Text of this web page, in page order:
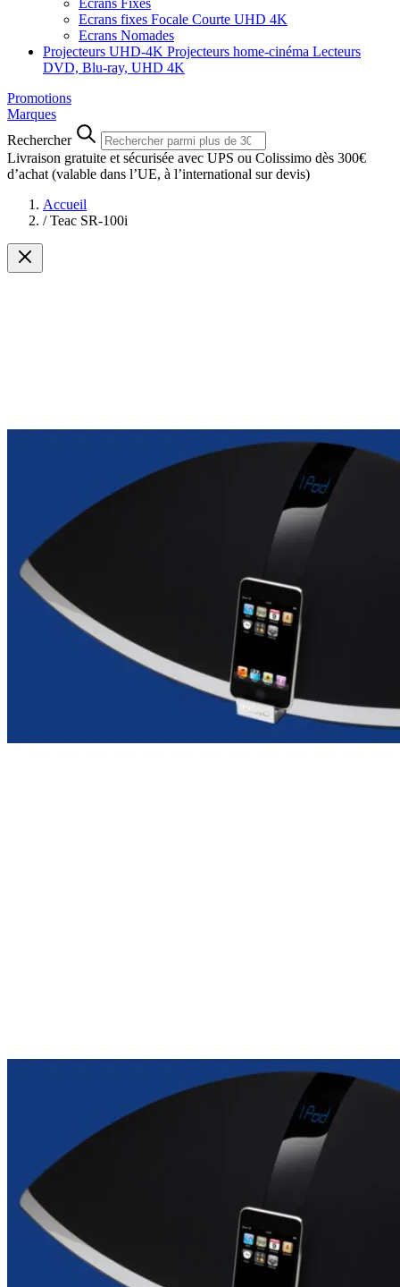
Ecrans Fixes
Ecrans fixes Focale Courte UHD 4K
Ecrans Nomades
Projecteurs UHD-4K Projecteurs home-cinéma Lecteurs
DVD, Blu-ray, UHD 4K
Promotions
Marques
Rechercher
Livraison gratuite et sécurisée avec UPS ou Colissimo dès 300€
d’achat (valable dans l’UE, à l’international sur devis)
Accueil
/ Teac SR-100i